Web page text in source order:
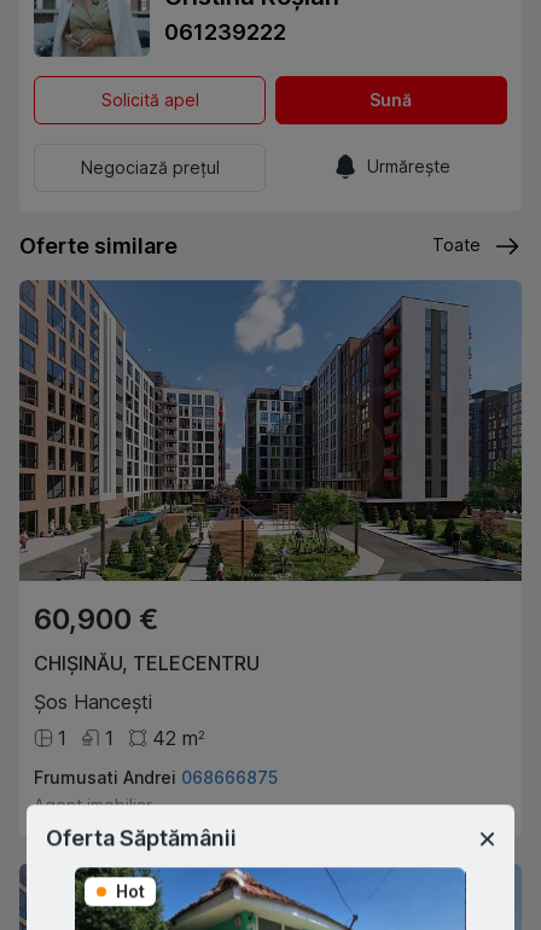
061239222
Solicită apel Sună
Negociază prețul Urmărește
Oferte similare Toate
60,900 €
CHIȘINĂU, TELECENTRU
Șos Hancești
1
1 42 m2
Frumusati Andrei 068666875
Agent imobiliar
Oferta Săptămânii
Hot